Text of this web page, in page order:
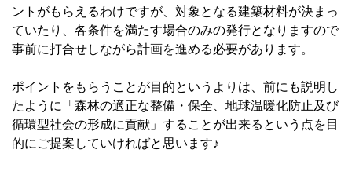
ントがもらえるわけですが、対象となる建築材料が決まっ
ていたり、各条件を満たす場合のみの発行となりますので
事前に打合せしながら計画を進める必要があります。
ポイントをもらうことが目的というよりは、前にも説明し
たように「森林の適正な整備・保全、地球温暖化防止及び
循環型社会の形成に貢献」することが出来るという点を目
的にご提案していければと思います♪